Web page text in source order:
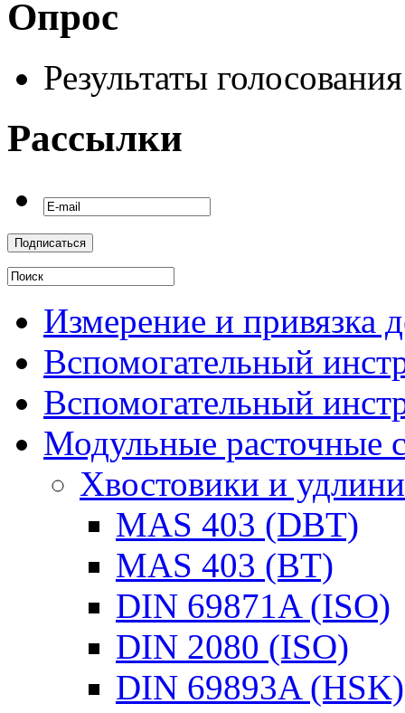
Опрос
Результаты
Рассылки
Измерение и привязка
Вспомогательный
Вспомогательный
Модульные расточные
Хвостовики и
MAS 403 (DBT)
MAS 403 (BT)
DIN 69871A (ISO)
DIN 2080 (ISO)
DIN 69893A (HSK)